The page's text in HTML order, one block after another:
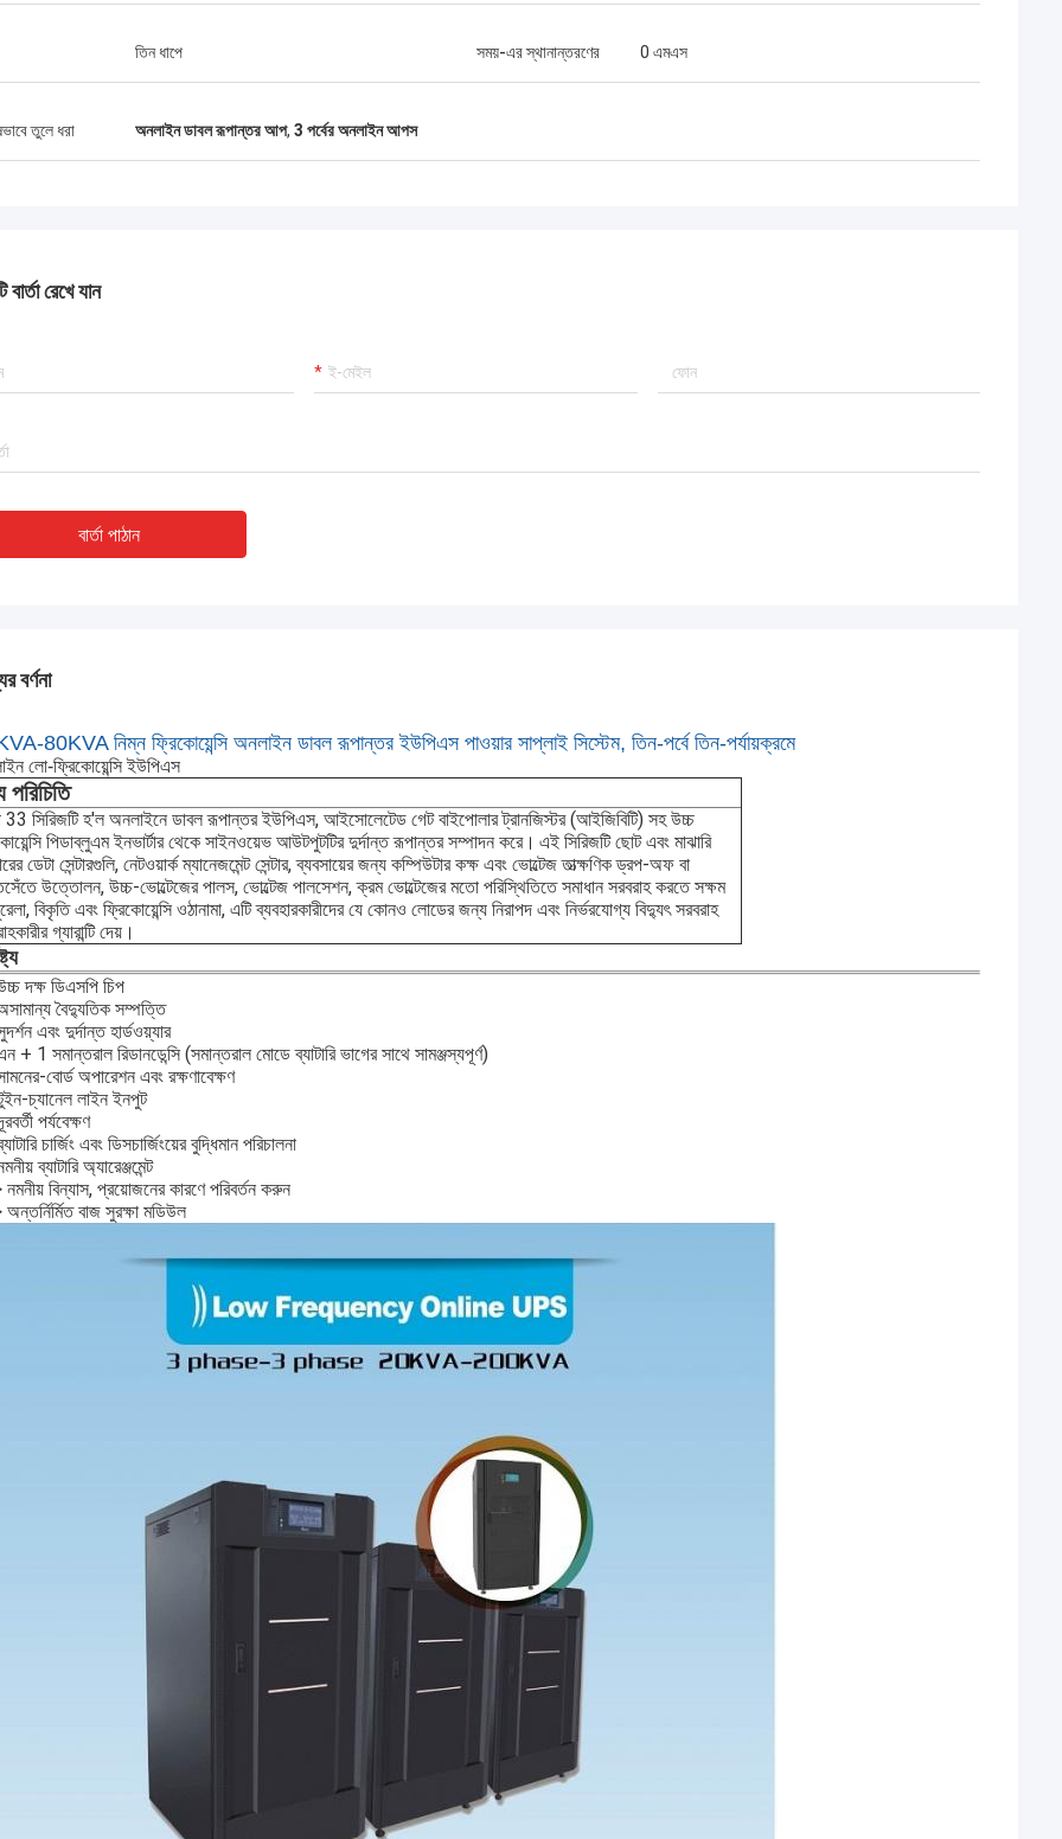
তিন ধাপে সময়-এর স্থানান্তরণের 0 এমএস
তুলে ধরা অনলাইন ডাবল রূপান্তর আপ, 3 পর্বের অনলাইন আপস
বার্তা রেখে যান
বার্তা পাঠান
বর্ণনা
80KVA নিম্ন ফ্রিকোয়েন্সি অনলাইন ডাবল রূপান্তর ইউপিএস পাওয়ার সাপ্লাই সিস্টেম, তিন-পর্বে তিন-পর্যায়ক্রমে
লো-ফ্রিকোয়েন্সি ইউপিএস
33 সিরিজটি হ'ল অনলাইনে ডাবল রূপান্তর ইউপিএস, আইসোলেটেড গেট বাইপোলার ট্রানজিস্টর (আইজিবিটি) সহ উচ্চ
পিডাব্লুএম ইনভার্টার থেকে সাইনওয়েভ আউটপুটটির দুর্দান্ত রূপান্তর সম্পাদন করে। এই সিরিজটি ছোট এবং মাঝারি
ডেটা সেন্টারগুলি, নেটওয়ার্ক ম্যানেজমেন্ট সেন্টার, ব্যবসায়ের জন্য কম্পিউটার কক্ষ এবং ভোল্টেজ তাত্ক্ষণিক ড্রপ-অফ বা
উত্তোলন, উচ্চ-ভোল্টেজের পালস, ভোল্টেজ পালসেশন, ক্রম ভোল্টেজের মতো পরিস্থিতিতে সমাধান সরবরাহ করতে সক্ষম
বিকৃতি এবং ফ্রিকোয়েন্সি ওঠানামা, এটি ব্যবহারকারীদের যে কোনও লোডের জন্য নিরাপদ এবং নির্ভরযোগ্য বিদ্যুৎ সরবরাহ
গ্যারান্টি দেয়।
দক্ষ ডিএসপি চিপ
বৈদ্যুতিক সম্পত্তি
এবং দুর্দান্ত হার্ডওয়্যার
+ 1 সমান্তরাল রিডানডেন্সি (সমান্তরাল মোডে ব্যাটারি ভাগের সাথে সামঞ্জস্যপূর্ণ)
বোর্ড অপারেশন এবং রক্ষণাবেক্ষণ
চ্যানেল লাইন ইনপুট
পর্যবেক্ষণ
চার্জিং এবং ডিসচার্জিংয়ের বুদ্ধিমান পরিচালনা
ব্যাটারি অ্যারেঞ্জমেন্ট
বিন্যাস, প্রয়োজনের কারণে পরিবর্তন করুন
বাজ সুরক্ষা মডিউল